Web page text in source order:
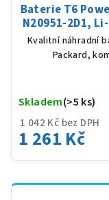
Baterie T6
N20951-2D1,
Kvalitní náhradní
Packard,
1 042 Kč bez DPH
1 261 Kč
Skladem(>5 ks)